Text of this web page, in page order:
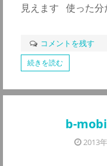
見えます 使った
コメントを残す
続きを読む
b-
2013